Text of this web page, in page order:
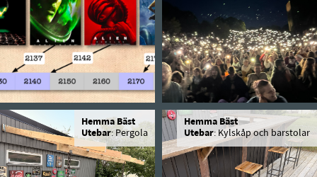
Hemma Bäst
Utebar: Pergola
Hemma Bäst
Utebar: Kylskåp och barstolar